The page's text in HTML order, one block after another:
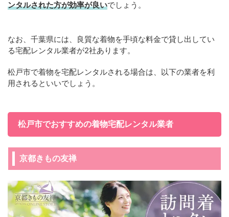
ンタルされた方が効率が良いでしょう。
なお、千葉県には、良質な着物を手頃な料金で貸し出してい
る宅配レンタル業者が2社あります。
松戸市で着物を宅配レンタルされる場合は、以下の業者を利
用されるといいでしょう。
松戸市でおすすめの着物宅配レンタル業者
京都きもの友禅